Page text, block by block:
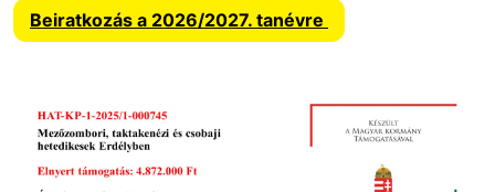
Beiratkozás a 2026/2027. tanévre